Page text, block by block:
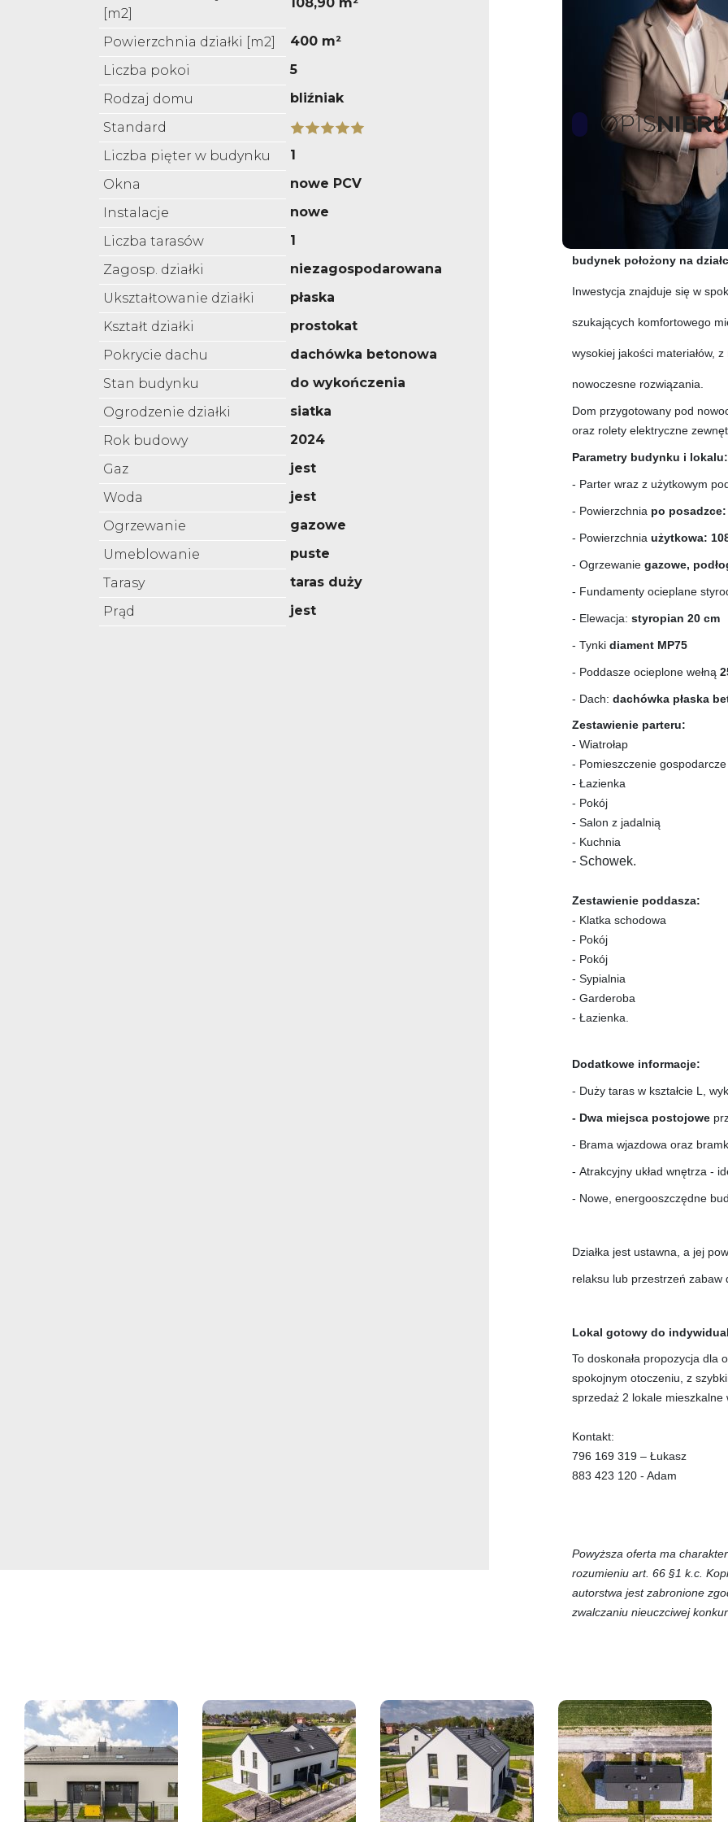
[m2]
Powierzchnia działki [m2]
400 m²
Liczba pokoi
5
Rodzaj domu
bliźniak
Standard
Liczba pięter w budynku
1
Okna
nowe PCV
Instalacje
nowe
Liczba tarasów
1
Zagosp. działki
niezagospodarowana
Ukształtowanie działki
płaska
Kształt działki
prostokat
Pokrycie dachu
dachówka betonowa
Stan budynku
do wykończenia
Ogrodzenie działki
siatka
Rok budowy
2024
Gaz
jest
Woda
jest
Ogrzewanie
gazowe
Umeblowanie
puste
Tarasy
taras duży
Prąd
jest
OPIS
Na sprzedaż nowoczesny
dwulokalowym, położony na
budynek położony na
Inwestycja znajduje się w
szukających komfortowego
wysokiej jakości materiałów,
nowoczesne rozwiązania.
Dom przygotowany pod
oraz rolety elektryczne
Parametry budynku i lokalu:
- Parter wraz z użytkowym
- Powierzchnia po posadzce:
- Powierzchnia użytkowa:
- Ogrzewanie gazowe,
- Fundamenty ocieplane
- Elewacja: styropian 20 cm
- Tynki diament MP75
- Poddasze ocieplone wełną
- Dach: dachówka płaska
Zestawienie parteru:
- Wiatrołap
- Pomieszczenie gospodarcze
- Łazienka
- Pokój
- Salon z jadalnią
- Kuchnia
- Schowek.
Zestawienie poddasza:
- Klatka schodowa
- Pokój
- Pokój
- Sypialnia
- Garderoba
- Łazienka.
Dodatkowe informacje:
- Duży taras w kształcie L,
- Dwa miejsca postojowe
- Brama wjazdowa oraz
- Atrakcyjny układ wnętrza -
- Nowe, energooszczędne
Działka jest ustawna, a jej
relaksu lub przestrzeń zabaw
Lokal gotowy do
To doskonała propozycja dla
spokojnym otoczeniu, z
sprzedaż 2 lokale mieszkalne
Kontakt:
796 169 319 – Łukasz
883 423 120 - Adam
Powyższa oferta ma
rozumieniu art. 66 §1 k.c.
autorstwa jest zabronione
zwalczaniu nieuczciwej